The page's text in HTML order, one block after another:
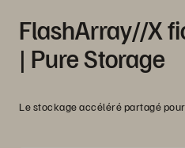
FlashArray//X
| Pure Storage
Le stockage accéléré partagé